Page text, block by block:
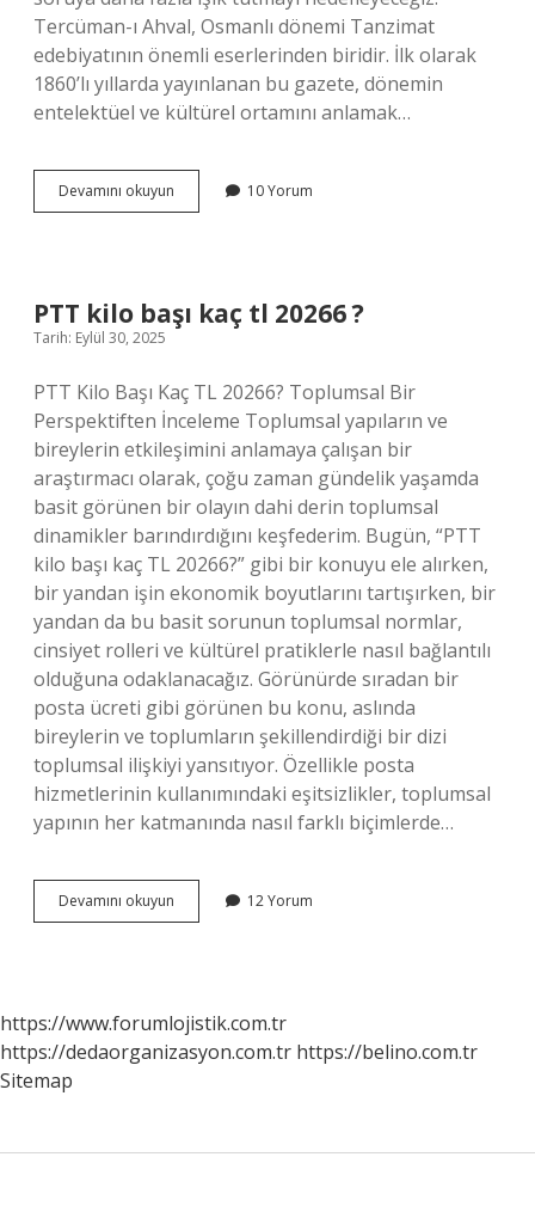
Tercüman-ı Ahval, Osmanlı dönemi Tanzimat
edebiyatının önemli eserlerinden biridir. İlk olarak
1860’lı yıllarda yayınlanan bu gazete, dönemin
entelektüel ve kültürel ortamını anlamak…
Devamını okuyun Tercüman
ı
10 Yorum
PTT kilo başı kaç tl 20266 ?
Tarih: Eylül 30, 2025
PTT Kilo Başı Kaç TL 20266? Toplumsal Bir
Perspektiften İnceleme Toplumsal yapıların ve
bireylerin etkileşimini anlamaya çalışan bir
araştırmacı olarak, çoğu zaman gündelik yaşamda
basit görünen bir olayın dahi derin toplumsal
dinamikler barındırdığını keşfederim. Bugün, “PTT
kilo başı kaç TL 20266?” gibi bir konuyu ele alırken,
bir yandan işin ekonomik boyutlarını tartışırken, bir
yandan da bu basit sorunun toplumsal normlar,
cinsiyet rolleri ve kültürel pratiklerle nasıl bağlantılı
olduğuna odaklanacağız. Görünürde sıradan bir
posta ücreti gibi görünen bu konu, aslında
bireylerin ve toplumların şekillendirdiği bir dizi
toplumsal ilişkiyi yansıtıyor. Özellikle posta
hizmetlerinin kullanımındaki eşitsizlikler, toplumsal
yapının her katmanında nasıl farklı biçimlerde…
Devamını okuyun
kilo
?
12 Yorum
https://www.forumlojistik.com.tr
https://dedaorganizasyon.com.tr https://belino.com.tr
Sitemap